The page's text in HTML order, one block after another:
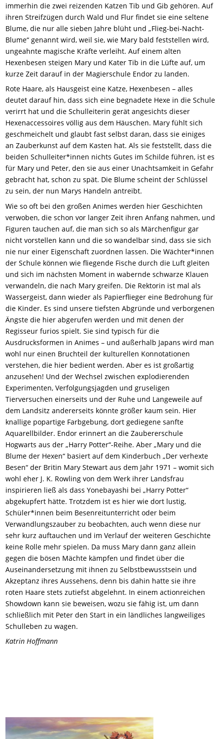
immerhin die zwei reizenden Katzen Tib und Gib gehören. Auf
ihren Streifzügen durch Wald und Flur findet sie eine seltene
Blume, die nur alle sieben Jahre blüht und „Flieg-bei-Nacht-
Blume“ genannt wird, weil sie, wie Mary bald feststellen wird,
ungeahnte magische Kräfte verleiht. Auf einem alten
Hexenbesen steigen Mary und Kater Tib in die Lüfte auf, um
kurze Zeit darauf in der Magierschule Endor zu landen.
Rote Haare, als Hausgeist eine Katze, Hexenbesen – alles
deutet darauf hin, dass sich eine begnadete Hexe in die Schule
verirrt hat und die Schulleiterin gerät angesichts dieser
Hexenaccessoires völlig aus dem Häuschen. Mary fühlt sich
geschmeichelt und glaubt fast selbst daran, dass sie einiges
an Zauberkunst auf dem Kasten hat. Als sie feststellt, dass die
beiden Schulleiter*innen nichts Gutes im Schilde führen, ist es
für Mary und Peter, den sie aus einer Unachtsamkeit in Gefahr
gebracht hat, schon zu spät. Die Blume scheint der Schlüssel
zu sein, der nun Marys Handeln antreibt.
Wie so oft bei den großen Animes werden hier Geschichten
verwoben, die schon vor langer Zeit ihren Anfang nahmen, und
Figuren tauchen auf, die man sich so als Märchenfigur gar
nicht vorstellen kann und die so wandelbar sind, dass sie sich
nie nur einer Eigenschaft zuordnen lassen. Die Wächter*innen
der Schule können wie fliegende Fische durch die Luft gleiten
und sich im nächsten Moment in wabernde schwarze Klauen
verwandeln, die nach Mary greifen. Die Rektorin ist mal als
Wassergeist, dann wieder als Papierflieger eine Bedrohung für
die Kinder. Es sind unsere tiefsten Abgründe und verborgenen
Ängste die hier abgerufen werden und mit denen der
Regisseur furios spielt. Sie sind typisch für die
Ausdrucksformen in Animes – und außerhalb Japans wird man
wohl nur einen Bruchteil der kulturellen Konnotationen
verstehen, die hier bedient werden. Aber es ist großartig
anzusehen! Und der Wechsel zwischen explodierenden
Experimenten, Verfolgungsjagden und gruseligen
Tierversuchen einerseits und der Ruhe und Langeweile auf
dem Landsitz andererseits könnte größer kaum sein. Hier
knallige popartige Farbgebung, dort gediegene sanfte
Aquarellbilder. Endor erinnert an die Zaubererschule
Hogwarts aus der „Harry Potter“-Reihe. Aber „Mary und die
Blume der Hexen“ basiert auf dem Kinderbuch „Der verhexte
Besen“ der Britin Mary Stewart aus dem Jahr 1971 – womit sich
wohl eher J. K. Rowling von dem Werk ihrer Landsfrau
inspirieren ließ als dass Yonebayashi bei „Harry Potter“
abgekupfert hätte. Trotzdem ist es hier wie dort lustig,
Schüler*innen beim Besenreitunterricht oder beim
Verwandlungszauber zu beobachten, auch wenn diese nur
sehr kurz auftauchen und im Verlauf der weiteren Geschichte
keine Rolle mehr spielen. Da muss Mary dann ganz allein
gegen die bösen Mächte kämpfen und findet über die
Auseinandersetzung mit ihnen zu Selbstbewusstsein und
Akzeptanz ihres Aussehens, denn bis dahin hatte sie ihre
roten Haare stets zutiefst abgelehnt. In einem actionreichen
Showdown kann sie beweisen, wozu sie fähig ist, um dann
schließlich mit Peter den Start in ein ländliches langweiliges
Schulleben zu wagen.
Katrin Hoffmann